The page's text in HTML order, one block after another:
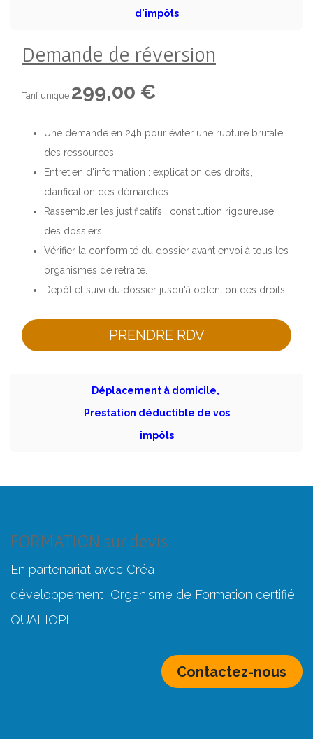
d'impôts
Demande de réversion
Tarif unique 299,00 €
Une demande en 24h pour éviter une rupture brutale
des ressources.
Entretien d'information : explication des droits,
clarification des démarches.
Rassembler les justificatifs : constitution rigoureuse
des dossiers.
Vérifier la conformité du dossier avant envoi à tous les
organismes de retraite.
Dépôt et suivi du dossier jusqu'à obtention des droits
PRENDRE RDV
Déplacement à domicile,
Prestation déductible de vos
impôts
FORMATION sur devis
En partenariat avec Créa
développement, Organisme de Formation certifié
QUALIOPI
Contactez-nous